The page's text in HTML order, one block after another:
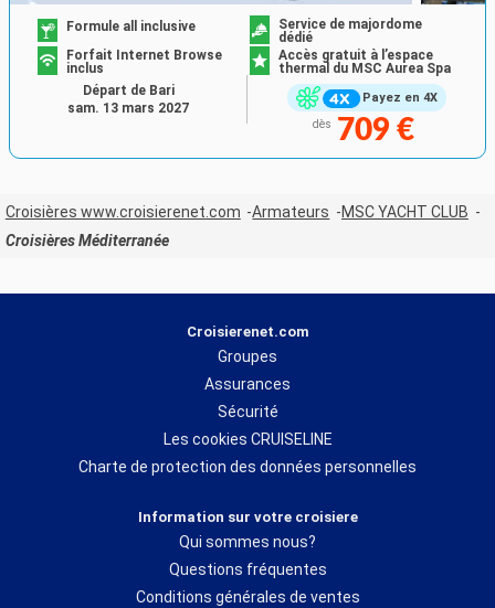
Payez en 4X
Formule all inclusive
Service de majordome
dédié
Forfait Internet Browse
inclus
Accès gratuit à l’espace
thermal du MSC Aurea Spa
dès 709 €
Départ de Bari
sam. 13 mars 2027
Croisières www.croisierenet.com Armateurs
MSC YACHT CLUB
Croisières Méditerranée
Croisierenet.com
Groupes
Assurances
Sécurité
Les cookies CRUISELINE
Charte de protection des données personnelles
Information sur votre croisiere
Qui sommes nous?
Questions fréquentes
Conditions générales de ventes